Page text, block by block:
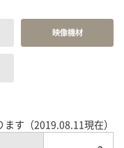
映像機材
す（2019.08.11現在）